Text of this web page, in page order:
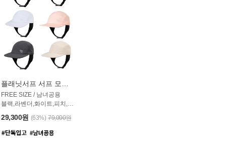
플래닛서프 서프 모자 UAC007PS
FREE SIZE / 남녀공용
블랙,라벤더,화이트,피치,그레이,오트밀 6컬러
29,300원 (63%) 79,000원